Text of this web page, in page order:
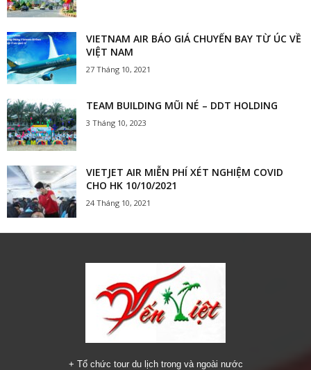
VIETNAM AIR BÁO GIÁ CHUYẾN BAY TỪ ÚC VỀ
VIỆT NAM
27 Tháng 10, 2021
TEAM BUILDING MŨI NÉ – DDT HOLDING
3 Tháng 10, 2023
VIETJET AIR MIỄN PHÍ XÉT NGHIỆM COVID
CHO HK 10/10/2021
24 Tháng 10, 2021
+ Tổ chức tour du lịch trong và ngoài nước